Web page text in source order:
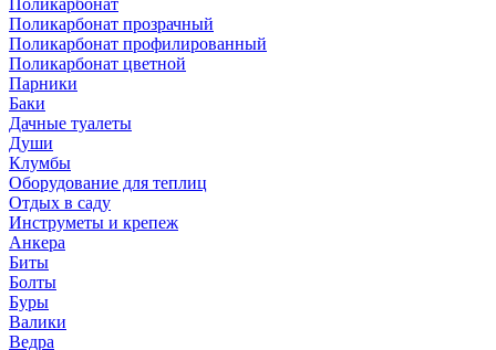
Поликарбонат
Поликарбонат прозрачный
Поликарбонат профилированный
Поликарбонат цветной
Парники
Баки
Дачные туалеты
Души
Клумбы
Оборудование для теплиц
Отдых в саду
Инструметы и крепеж
Анкера
Биты
Болты
Буры
Валики
Ведра